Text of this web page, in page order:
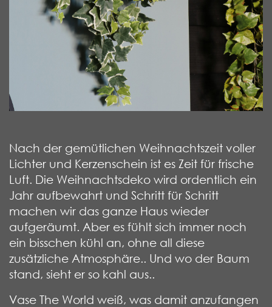
Nach der gemütlichen Weihnachtszeit voller
Lichter und Kerzenschein ist es Zeit für frische
Luft. Die Weihnachtsdeko wird ordentlich ein
Jahr aufbewahrt und Schritt für Schritt
machen wir das ganze Haus wieder
aufgeräumt. Aber es fühlt sich immer noch
ein bisschen kühl an, ohne all diese
zusätzliche Atmosphäre.. Und wo der Baum
stand, sieht er so kahl aus..
Vase The World weiß, was damit anzufangen